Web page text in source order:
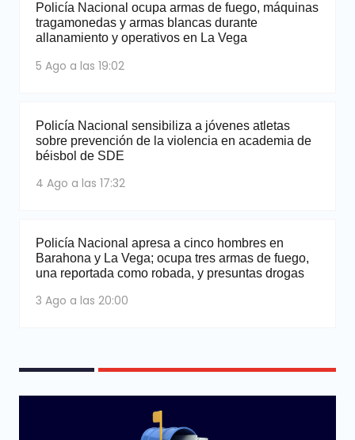
Policía Nacional ocupa armas de fuego, máquinas
tragamonedas y armas blancas durante
allanamiento y operativos en La Vega
5 Ago a las 19:02
Policía Nacional sensibiliza a jóvenes atletas
sobre prevención de la violencia en academia de
béisbol de SDE
4 Ago a las 17:32
Policía Nacional apresa a cinco hombres en
Barahona y La Vega; ocupa tres armas de fuego,
una reportada como robada, y presuntas drogas
3 Ago a las 20:00